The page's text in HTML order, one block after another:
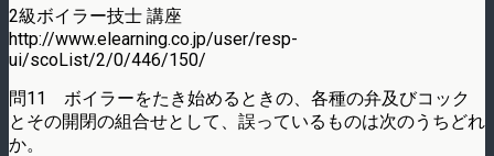
2級ボイラー技士 講座
http://www.elearning.co.jp/user/resp-
ui/scoList/2/0/446/150/
問11 ボイラーをたき始めるときの、各種の弁及びコック
とその開閉の組合せとして、誤っているものは次のうちどれ
か。